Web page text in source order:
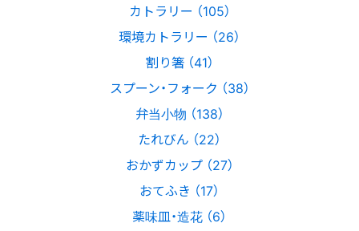
カトラリー （105）
環境カトラリー （26）
割り箸 （41）
スプーン・フォーク （38）
弁当小物 （138）
たれびん （22）
おかずカップ （27）
おてふき （17）
薬味皿・造花 （6）